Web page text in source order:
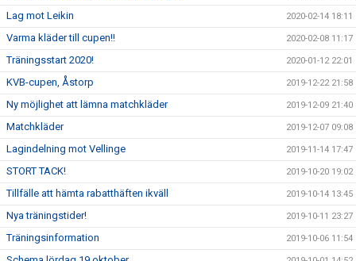
Lag mot Leikin 2020-02-14 18:11
Varma kläder till cupen!! 2020-02-08 11:17
Träningsstart 2020! 2020-01-12 22:01
KVB-cupen, Åstorp 2019-12-22 21:58
Ny möjlighet att lämna matchkläder 2019-12-09 21:40
Matchkläder 2019-12-07 09:08
Lagindelning mot Vellinge 2019-11-14 17:47
STORT TACK! 2019-10-20 19:02
Tillfälle att hämta rabatthäften ikväll 2019-10-14 13:45
Nya träningstider! 2019-10-11 23:27
Träningsinformation 2019-10-06 11:54